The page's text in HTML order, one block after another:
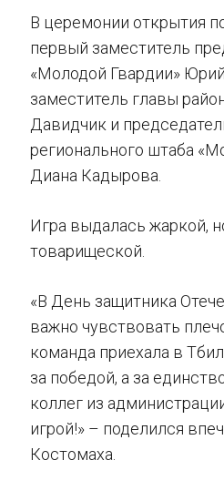
В церемонии открытия
первый заместитель
«Молодой Гвардии»
заместитель главы
Давидчик и
регионального штаба
Диана Кадырова.
Игра выдалась жаркой,
товарищеской.
«В День защитника
важно чувствовать
команда приехала в
за победой, а за
коллег из
игрой!» – поделился
Костомаха.